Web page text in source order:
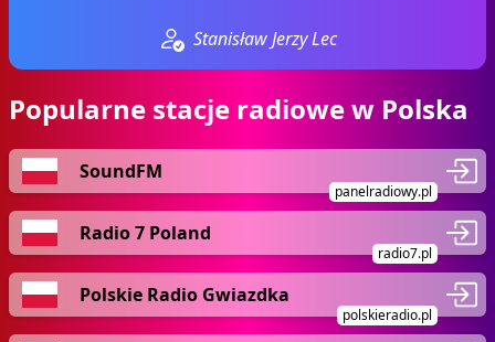
Stanisław Jerzy Lec
Popularne stacje radiowe w Polska
SoundFM
panelradiowy.pl
Radio 7 Poland
radio7.pl
Polskie Radio Gwiazdka
polskieradio.pl